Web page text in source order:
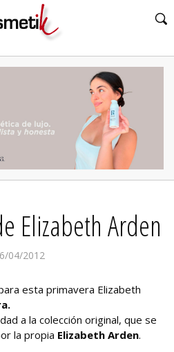
Elizabeth Arden
04/2012
esta primavera Elizabeth
a la colección original, que se
la propia Elizabeth Arden.